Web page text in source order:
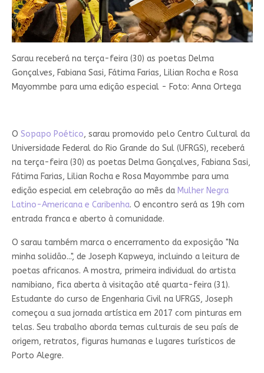
Sarau receberá na terça-feira (30) as poetas Delma
Gonçalves, Fabiana Sasi, Fátima Farias, Lilian Rocha e Rosa
Mayommbe para uma edição especial - Foto: Anna Ortega
O Sopapo Poético, sarau promovido pelo Centro Cultural da
Universidade Federal do Rio Grande do Sul (UFRGS), receberá
na terça-feira (30) as poetas Delma Gonçalves, Fabiana Sasi,
Fátima Farias, Lilian Rocha e Rosa Mayommbe para uma
edição especial em celebração ao mês da Mulher Negra
Latino-Americana e Caribenha. O encontro será as 19h com
entrada franca e aberto à comunidade.
O sarau também marca o encerramento da exposição "Na
minha solidão...", de Joseph Kapweya, incluindo a leitura de
poetas africanos. A mostra, primeira individual do artista
namibiano, fica aberta à visitação até quarta-feira (31).
Estudante do curso de Engenharia Civil na UFRGS, Joseph
começou a sua jornada artística em 2017 com pinturas em
telas. Seu trabalho aborda temas culturais de seu país de
origem, retratos, figuras humanas e lugares turísticos de
Porto Alegre.